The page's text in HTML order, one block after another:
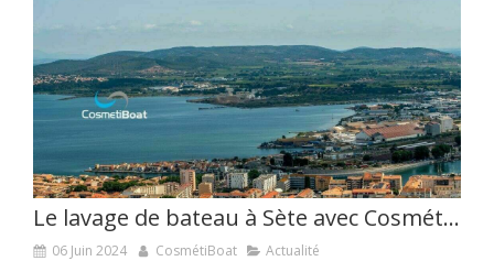
Le lavage de bateau à Sète avec CosmétiBoat
06 Juin 2024 CosmétiBoat Actualité